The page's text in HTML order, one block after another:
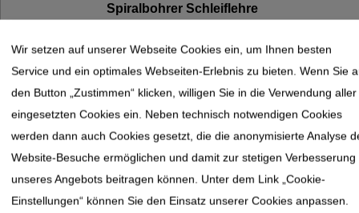
Spiralbohrer Schleiflehre
Wir setzen auf unserer Webseite Cookies ein, um Ihnen besten
Service und ein optimales Webseiten-Erlebnis zu bieten. Wenn Sie
den Button „Zustimmen“ klicken, willigen Sie in die Verwendung aller
eingesetzten Cookies ein. Neben technisch notwendigen Cookies
werden dann auch Cookies gesetzt, die die anonymisierte Analyse
Website-Besuche ermöglichen und damit zur stetigen Verbesserung
unseres Angebots beitragen können. Unter dem Link „Cookie-
Einstellungen“ können Sie den Einsatz unserer Cookies anpassen.